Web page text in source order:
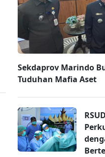
Sekdaprov Marindo
Tuduhan Mafia Aset